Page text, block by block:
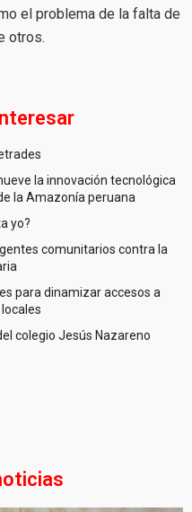
el problema de la falta de
otros.
la innovación tecnológica
la Amazonía peruana
yo?
comunitarios contra la
para dinamizar accesos a
colegio Jesús Nazareno